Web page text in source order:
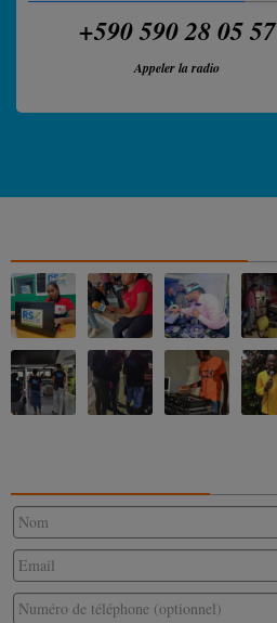
+590 590 28 05 57
Appeler la radio